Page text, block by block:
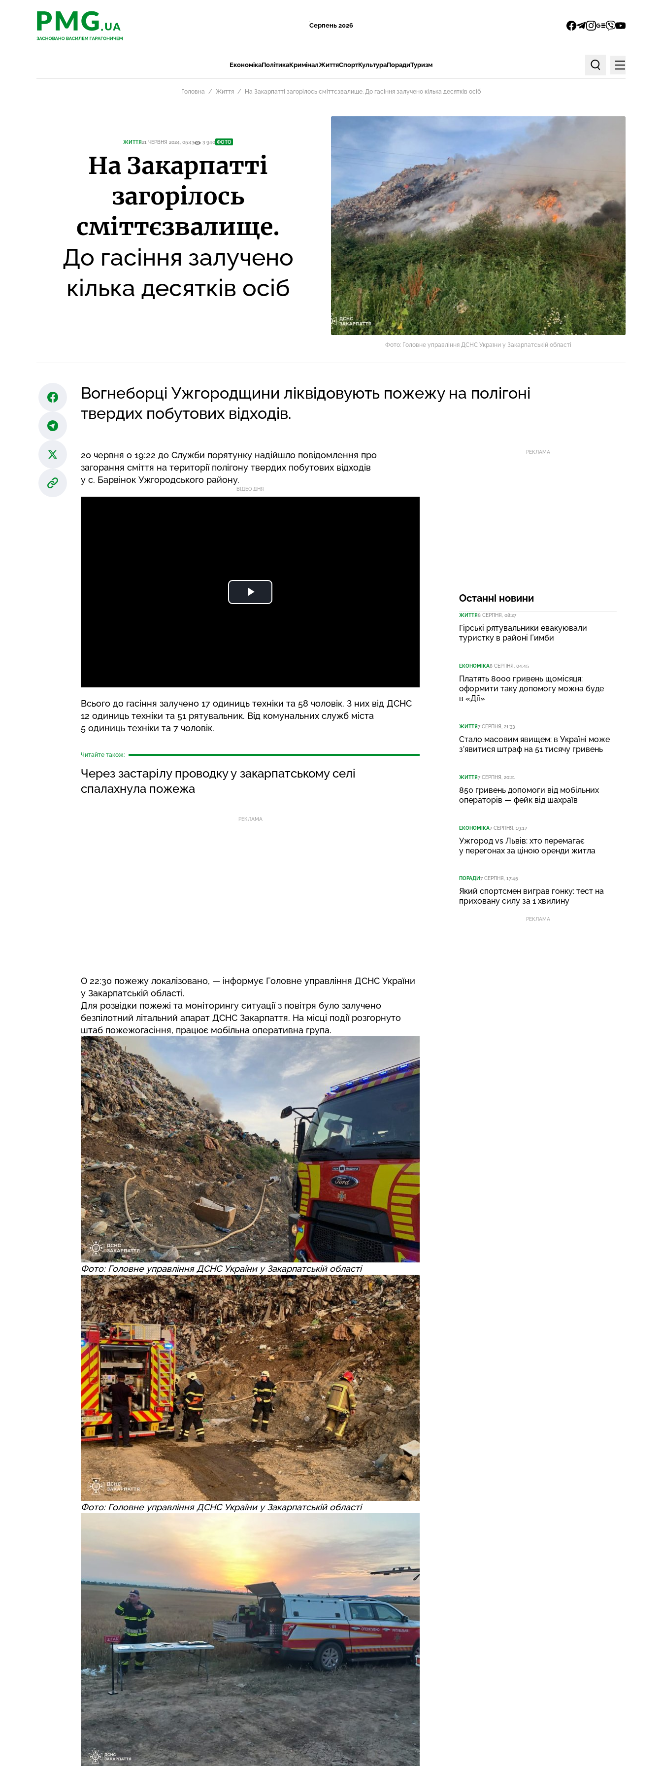
PMG.ua
Серпень 2026
facebook
telegram
instagram
google_news
viberyoutube
PMG.ua
ЕкономікаПолітикаКриміналЖиттяСпортКультураПорадиТуризм
Пошук по статтях
Меню
Головна Життя На Закарпатті загорілось сміттєзвалище. До гасіння залучено кілька десятків осіб
ЖИТТЯ21 ЧЕРВНЯ 2024, 05:43 3 940 ФОТО
На Закарпатті
загорілось
сміттєзвалище.
До гасіння залучено
кілька десятків осіб
Фото: Головне управління ДСНС України у Закарпатській області
Вогнеборці Ужгородщини ліквідовують пожежу на полігоні
твердих побутових відходів.
20 червня о 19:22 до Служби порятунку надійшло повідомлення про
загорання сміття на території полігону твердих побутових відходів
у с. Барвінок Ужгородського району.
ВІДЕО ДНЯ
Всього до гасіння залучено 17 одиниць техніки та 58 чоловік. З них від ДСНС
12 одиниць техніки та 51 рятувальник. Від комунальних служб міста
5 одиниць техніки та 7 чоловік.
Читайте також:
Через застарілу проводку у закарпатському селі
спалахнула пожежа
РЕКЛАМА
О 22:30 пожежу локалізовано, — інформує Головне управління ДСНС України
у Закарпатській області.
Для розвідки пожежі та моніторингу ситуації з повітря було залучено
безпілотний літальний апарат ДСНС Закарпаття. На місці події розгорнуто
штаб пожежогасіння, працює мобільна оперативна група.
Фото: Головне управління ДСНС України у Закарпатській області
Фото: Головне управління ДСНС України у Закарпатській області
РЕКЛАМА
Останні новини
ЖИТТЯ8 СЕРПНЯ, 08:27
Гірські рятувальники евакуювали
туристку в районі Гимби
ЕКОНОМІКА8 СЕРПНЯ, 04:45
Платять 8000 гривень щомісяця:
оформити таку допомогу можна буде
в «Дії»
ЖИТТЯ7 СЕРПНЯ, 21:33
Стало масовим явищем: в Україні може
з’явитися штраф на 51 тисячу гривень
ЖИТТЯ7 СЕРПНЯ, 20:21
850 гривень допомоги від мобільних
операторів — фейк від шахраїв
ЕКОНОМІКА7 СЕРПНЯ, 19:17
Ужгород vs Львів: хто перемагає
у перегонах за ціною оренди житла
ПОРАДИ7 СЕРПНЯ, 17:45
Який спортсмен виграв гонку: тест на
приховану силу за 1 хвилину
РЕКЛАМА